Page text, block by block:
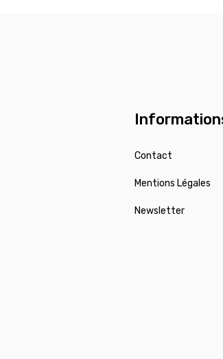
Contact
Mentions Légales
Newsletter